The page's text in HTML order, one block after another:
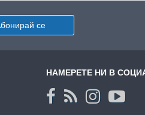
се
НАМЕРЕТЕ НИ В